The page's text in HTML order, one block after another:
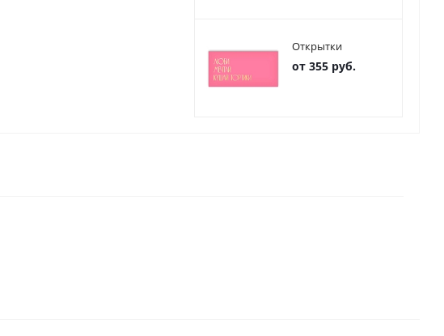
Открытки
от 355 руб.